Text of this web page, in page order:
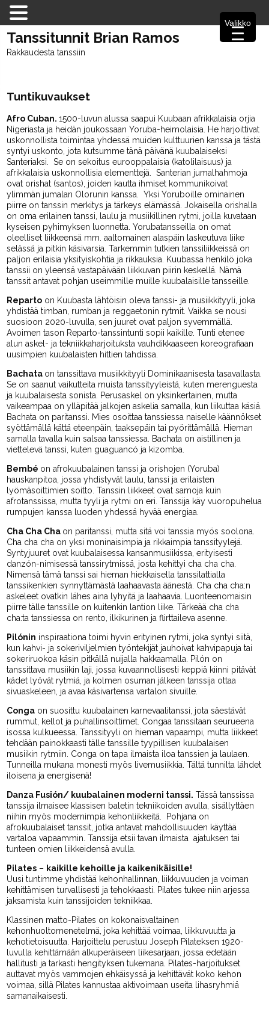
Tanssitunnit Brian Ramos
Rakkaudesta tanssiin
Tuntikuvaukset
Afro Cuban.1500-luvun alussa saapui Kuubaan afrikkalaisia orjia
Nigeriasta ja heidän joukossaan Yoruba-heimolaisia. He harjoittivat
uskonnollista toimintaa yhdessä muiden kulttuurien kanssa ja tästä
syntyi uskonto, jota kutsumme tänä päivänä kuubalaiseksi
Santeriaksi. Se on sekoitus eurooppalaisia (katolilaisuus) ja
afrikkalaisia uskonnollisia elementtejä. Santerian jumalhahmoja
ovat orishat (santos), joiden kautta ihmiset kommunikoivat
ylimmän jumalan Olorunin kanssa. Yksi Yoruboille ominainen
piirre on tanssin merkitys ja tärkeys elämässä. Jokaisella orishalla
on oma erilainen tanssi, laulu ja musiikillinen rytmi, joilla kuvataan
kyseisen pyhimyksen luonnetta. Yorubatansseilla on omat
oleelliset liikkeensä mm. aaltomainen alaspäin laskeutuva liike
selässä ja pitkin käsivarsia. Tarkemmin tutkien tanssiliikkeissä on
paljon erilaisia yksityiskohtia ja rikkauksia. Kuubassa henkilö joka
tanssii on yleensä vastapäivään liikkuvan piirin keskellä. Nämä
tanssit antavat pohjan useimmille muille kuubalaisille tansseille.
Reparto on Kuubasta lähtöisin oleva tanssi- ja musiikkityyli, joka
yhdistää timban, rumban ja reggaetonin rytmit. Vaikka se nousi
suosioon 2020-luvulla, sen juuret ovat paljon syvemmällä.
Avoimen tason Reparto-tanssintunti sopii kaikille. Tunti etenee
alun askel- ja tekniikkaharjoituksta vauhdikkaaseen koreografiaan
uusimpien kuubalaisten hittien tahdissa.
Bachata on tanssittava musiikkityyli Dominikaanisesta tasavallasta.
Se on saanut vaikutteita muista tanssityyleistä, kuten merenguesta
ja kuubalaisesta sonista. Perusaskel on yksinkertainen, mutta
vaikeampaa on ylläpitää jalkojen askelia samalla, kun liikuttaa käsiä.
Bachata on paritanssi. Mies osoittaa tanssiessa naiselle käännökset
syöttämällä kättä eteenpäin, taaksepäin tai pyörittämällä. Hieman
samalla tavalla kuin salsaa tanssiessa. Bachata on aistillinen ja
viettelevä tanssi, kuten guaguancó ja kizomba.
Bembé on afrokuubalainen tanssi ja orishojen (Yoruba)
hauskanpitoa, jossa yhdistyvät laulu, tanssi ja erilaisten
lyömäsoittimien soitto. Tanssin liikkeet ovat samoja kuin
afrotanssissa, mutta tyyli ja rytmi on eri. Tanssija käy vuoropuhelua
rumpujen kanssa luoden yhdessä hyvää energiaa.
Cha Cha Cha on paritanssi, mutta sitä voi tanssia myös soolona.
Cha cha cha on yksi moninaisimpia ja rikkaimpia tanssityylejä.
Syntyjuuret ovat kuubalaisessa kansanmusiikissa, erityisesti
danzón-nimisessä tanssirytmissä, josta kehittyi cha cha cha.
Nimensä tämä tanssi sai hieman hiekkaisella tanssilattialla
tanssikenkien synnyttämästä laahaavasta äänestä. Cha cha cha:n
askeleet ovatkin lähes aina lyhyitä ja laahaavia. Luonteenomaisin
piirre tälle tanssille on kuitenkin lantion liike. Tärkeää cha cha
cha:ta tanssiessa on rento, ilkikurinen ja flirttaileva asenne.
Pilónin inspiraationa toimi hyvin erityinen rytmi, joka syntyi siitä,
kun kahvi- ja sokeriviljelmien työntekijät jauhoivat kahvipapuja tai
sokeriruokoa käsin pitkällä nuijalla hakkaamalla. Pilón on
tanssittava musiikin laji, jossa kuvaannollisesti keppiä kiinni pitävät
kädet lyövät rytmiä, ja kolmen osuman jälkeen tanssija ottaa
sivuaskeleen, ja avaa käsivartensa vartalon sivuille.
Conga on suosittu kuubalainen karnevaalitanssi, jota säestävät
rummut, kellot ja puhallinsoittimet. Congaa tanssitaan seurueena
isossa kulkueessa. Tanssityyli on hieman vapaampi, mutta liikkeet
tehdään painokkaasti tälle tanssille tyypillisen kuubalaisen
musiikin rytmiin. Conga on tapa ilmaista iloa tanssien ja laulaen.
Tunneilla mukana monesti myös livemusiikkia. Tältä tunnilta lähdet
iloisena ja energisenä!
Danza Fusión/ kuubalainen moderni tanssi. Tässä tanssissa
tanssija ilmaisee klassisen baletin tekniikoiden avulla, sisällyttäen
niihin myös modernimpia kehonliikkeitä. Pohjana on
afrokuubalaiset tanssit, jotka antavat mahdollisuuden käyttää
vartaloa vapaammin. Tanssija etsii tavan ilmaista ajatuksen tai
tunteen omien liikkeidensä avulla.
Pilates – kaikille kehoille ja kaikenikäisille!
Uusi tuntimme yhdistää kehonhallinnan, liikkuvuuden ja voiman
kehittämisen turvallisesti ja tehokkaasti. Pilates tukee niin arjessa
jaksamista kuin tanssijoiden tekniikkaa.
Klassinen matto-Pilates on kokonaisvaltainen
kehonhuoltomenetelmä, joka kehittää voimaa, liikkuvuutta ja
kehotietoisuutta. Harjoittelu perustuu Joseph Pilateksen 1920-
luvulla kehittämään alkuperäiseen liikesarjaan, jossa edetään
hallitusti ja tarkasti hengityksen tukemana. Pilates-harjoitukset
auttavat myös vammojen ehkäisyssä ja kehittävät koko kehon
voimaa, sillä Pilates kannustaa aktivoimaan useita lihasryhmiä
samanaikaisesti.
Valikko